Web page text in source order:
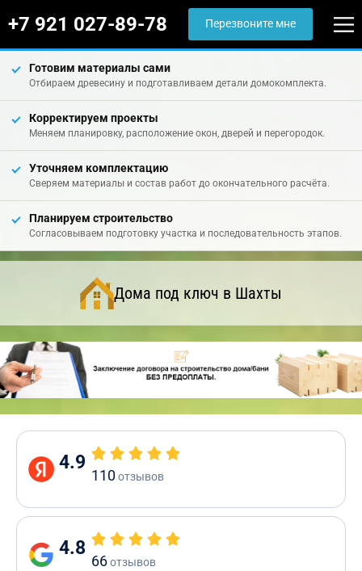
+7 921 027-89-78 Перезвоните мне
Готовим материалы сами
Отбираем древесину и подготавливаем детали домокомплекта.
Корректируем проекты
Меняем планировку, расположение окон, дверей и перегородок.
Уточняем комплектацию
Сверяем материалы и состав работ до окончательного расчёта.
Планируем строительство
Согласовываем подготовку участка и последовательность этапов.
Дома под ключ в Шахты
4.9
110отзывов
4.8
66отзывов